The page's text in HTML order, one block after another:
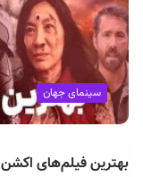
سینمای جهان
بهترین فیلم‌های اکشن ۲۰۲۲ را رایگان ببینید + لینک دانلود